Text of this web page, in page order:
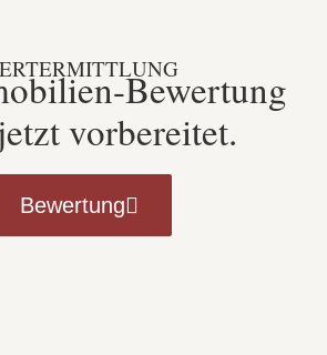
Bewertung
vorbereitet.
Bewertung